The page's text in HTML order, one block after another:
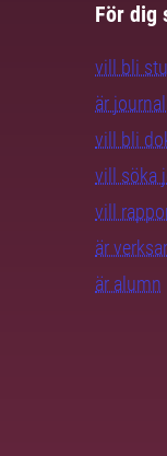
För dig
vill bli
är
vill bli
vill söka
vill
är
är alumn